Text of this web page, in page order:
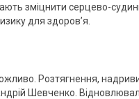
зміцнити серцево-
для здоров’я.
Розтягнення, надриви
Шевченко.